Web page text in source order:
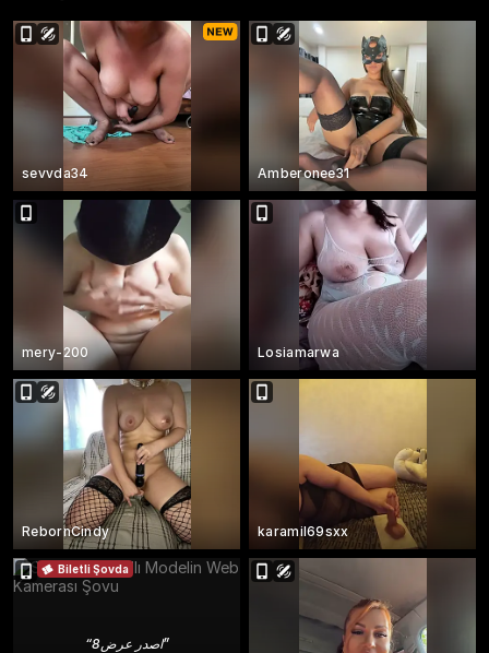
sevvda34 Amberonee31
mery-200 Losiamarwa
RebornCindy karamil69sxx
“ اصدر عرض8”
Biletli Şovda